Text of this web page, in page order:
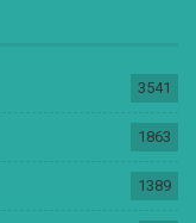
3541
1863
1389